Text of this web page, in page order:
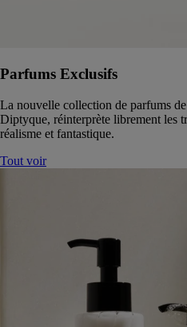
Parfums Exclusifs
La nouvelle collection de parfums
Diptyque, réinterprète librement les
réalisme et fantastique.
Tout voir